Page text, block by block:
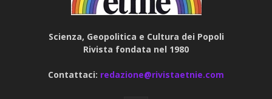
Scienza, Geopolitica e Cultura dei Popoli
Rivista fondata nel 1980
Contattaci: redazione@rivistaetnie.com